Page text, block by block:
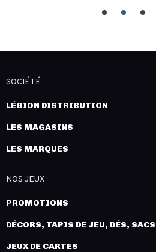
SOCIÉTÉ
LÉGION DISTRIBUTION
LES MAGASINS
LES MARQUES
NOS JEUX
PROMOTIONS
DÉCORS, TAPIS DE JEU, DÉS,
JEUX DE CARTES